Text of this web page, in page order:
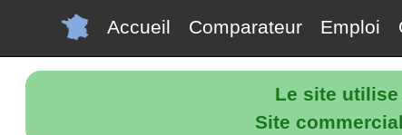
Le site
Site
Accueil Comparateur Emploi